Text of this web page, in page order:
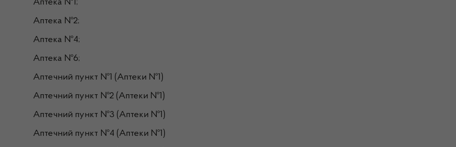
Аптека №1;
Аптека №2;
Аптека №4;
Аптека №6;
Аптечний пункт №1 (Аптеки №1)
Аптечний пункт №2 (Аптеки №1)
Аптечний пункт №3 (Аптеки №1)
Аптечний пункт №4 (Аптеки №1)